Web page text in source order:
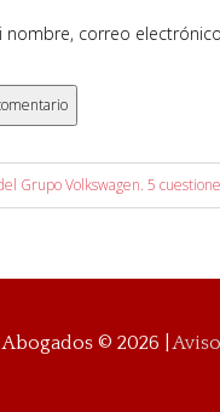
nombre, correo
Grupo Volkswagen. 5
© 2026 |